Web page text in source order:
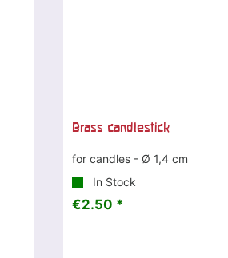
Brass candlestick
for candles - Ø 1,4 cm
In Stock
€2.50 *